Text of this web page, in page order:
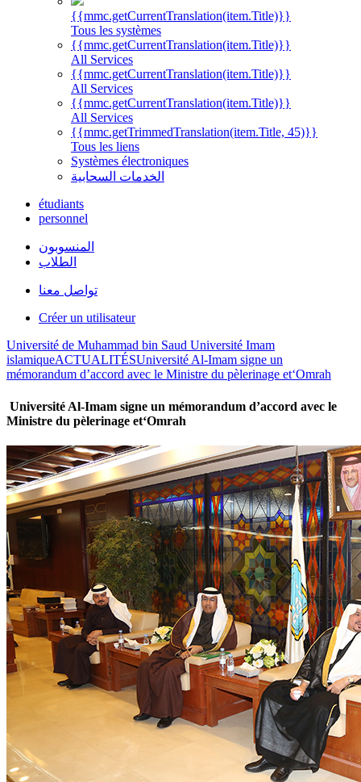
{{mmc.getCurrentTranslation(item.Title)}}
Tous les systèmes
{{mmc.getCurrentTranslation(item.Title)}}
All Services
{{mmc.getCurrentTranslation(item.Title)}}
All Services
{{mmc.getCurrentTranslation(item.Title)}}
All Services
{{mmc.getTrimmedTranslation(item.Title, 45)}}
Tous les liens
Systèmes électroniques
الخدمات السحابية
étudiants
personnel
المنسوبون
الطلاب
تواصل معنا
Créer un utilisateur
Université de Muhammad bin Saud Université Imam
islamiqueACTUALITÉSUniversité Al-Imam signe un
mémorandum d’accord avec le Ministre du pèlerinage et‘Omrah
Université Al-Imam signe un mémorandum d’accord avec le
Ministre du pèlerinage et‘Omrah